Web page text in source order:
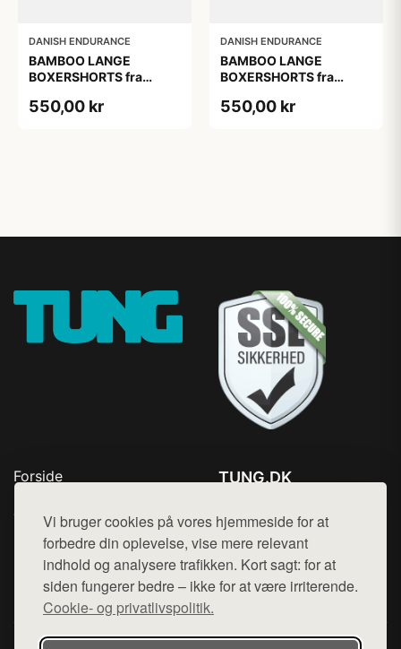
Vi bruger cookies på vores hjemmeside for at
forbedre din oplevelse, vise mere relevant
indhold og analysere trafikken. Kort sagt: for at
siden fungerer bedre – ikke for at være irriterende.
Cookie- og privatlivspolitik.
DANISH ENDURANCE
BAMBOO LANGE
BOXERSHORTS fra
Sort/Rød | Grå | Hvid 6-
550,00 kr
DANISH ENDURANCE
BAMBOO LANGE
BOXERSHORTS fra
Sort/Rød | Grå | Hvid 6-
550,00 kr
Forside
Top Rabatter
Kontakt
TUNG.DK
Mail: hej@want.dk
Cookie- og privatlivspolitik